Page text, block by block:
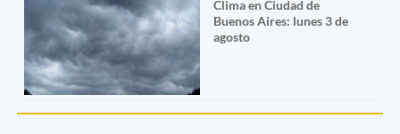
Clima en Ciudad de
Buenos Aires: lunes 3 de
agosto